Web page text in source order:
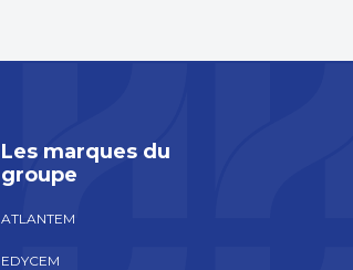
Les marques du
groupe
ATLANTEM
EDYCEM